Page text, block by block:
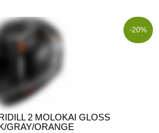
-20%
2 MOLOKAI GLOSS
GRAY/ORANGE